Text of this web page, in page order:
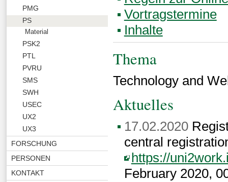
PMG
PS
Material
PSK2
PTL
PVRU
SMS
SWH
USEC
UX2
UX3
FORSCHUNG
PERSONEN
KONTAKT
Vortragstermine
Inhalte
Thema
Technology and
Aktuelles
17.02.2020
central
https://
February 2020,